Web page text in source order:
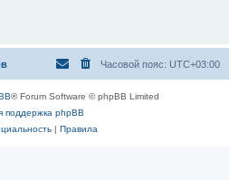
Часовой пояс: UTC+03:00
® Forum Software © phpBB Limited
поддержка phpBB
| Правила